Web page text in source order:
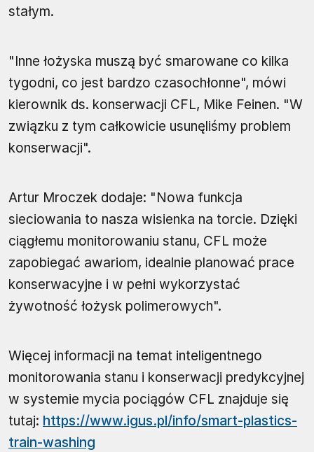
stałym.
"Inne łożyska muszą być smarowane co kilka
tygodni, co jest bardzo czasochłonne", mówi
kierownik ds. konserwacji CFL, Mike Feinen. "W
związku z tym całkowicie usunęliśmy problem
konserwacji".
Artur Mroczek dodaje: "Nowa funkcja
sieciowania to nasza wisienka na torcie. Dzięki
ciągłemu monitorowaniu stanu, CFL może
zapobiegać awariom, idealnie planować prace
konserwacyjne i w pełni wykorzystać
żywotność łożysk polimerowych".
Więcej informacji na temat inteligentnego
monitorowania stanu i konserwacji predykcyjnej
w systemie mycia pociągów CFL znajduje się
tutaj: https://www.igus.pl/info/smart-plastics-
train-washing